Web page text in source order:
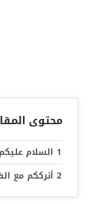
محتوى
السلام
أترككم مع